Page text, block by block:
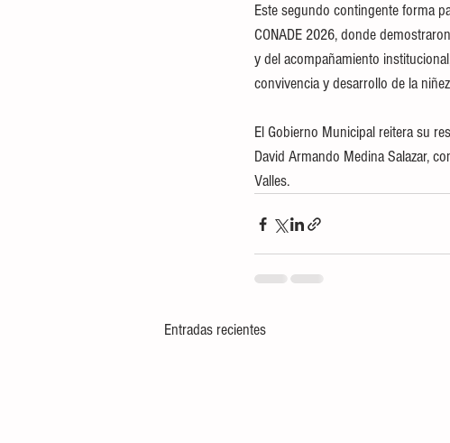
Este segundo contingente forma
CONADE 2026, donde
y del acompañamiento
convivencia y desarrollo de la
El Gobierno Municipal reitera su
David Armando Medina Salazar,
Valles.
Entradas recientes